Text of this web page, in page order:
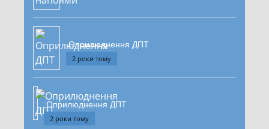
Оприлюднення ДПТ
2 роки тому
Оприлюднення ДПТ
2 роки тому